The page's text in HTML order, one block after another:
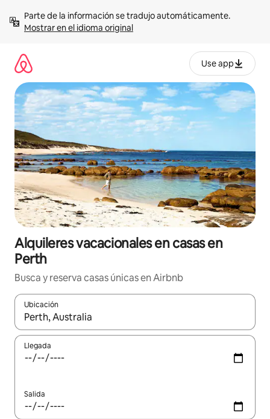
contenidoMostrar en el idioma original
Use app
Alquileres vacacionales en casas en
Perth
Busca y reserva casas únicas en Airbnb
Ubicación
Cuando los resultados estén disponibles, navega con las
Llegada
Salida